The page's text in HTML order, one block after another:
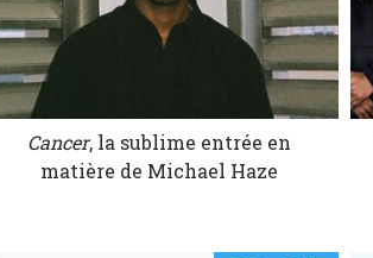
Cancer, la sublime entrée en
matière de Michael Haze